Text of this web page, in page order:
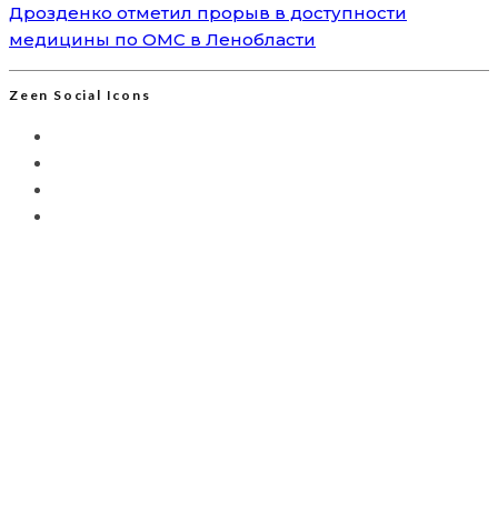
Дрозденко отметил прорыв в доступности
медицины по ОМС в Ленобласти
Zeen Social Icons